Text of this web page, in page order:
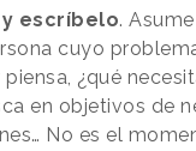
escríbelo.
cuyo
¿qué
en objetivos de
No es el